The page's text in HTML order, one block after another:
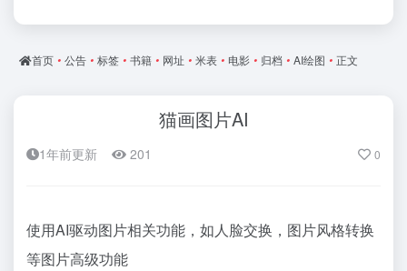
首页 • 公告 • 标签 • 书籍 • 网址 • 米表 • 电影 • 归档 • AI绘图 • 正文
猫画图片AI
1年前更新 201 0
使用AI驱动图片相关功能，如人脸交换，图片风格转换
等图片高级功能